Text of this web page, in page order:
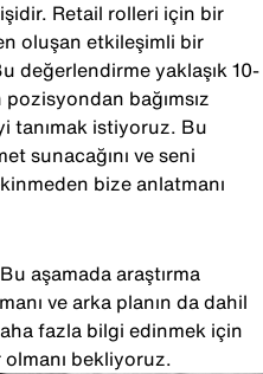
Retail rolleri için bir
oluşan etkileşimli bir
değerlendirme yaklaşık 10-
bağımsız
tanımak istiyoruz. Bu
sunacağını ve seni
bize anlatmanı
aşamada araştırma
ve arka planın da dahil
fazla bilgi edinmek için
bekliyoruz.